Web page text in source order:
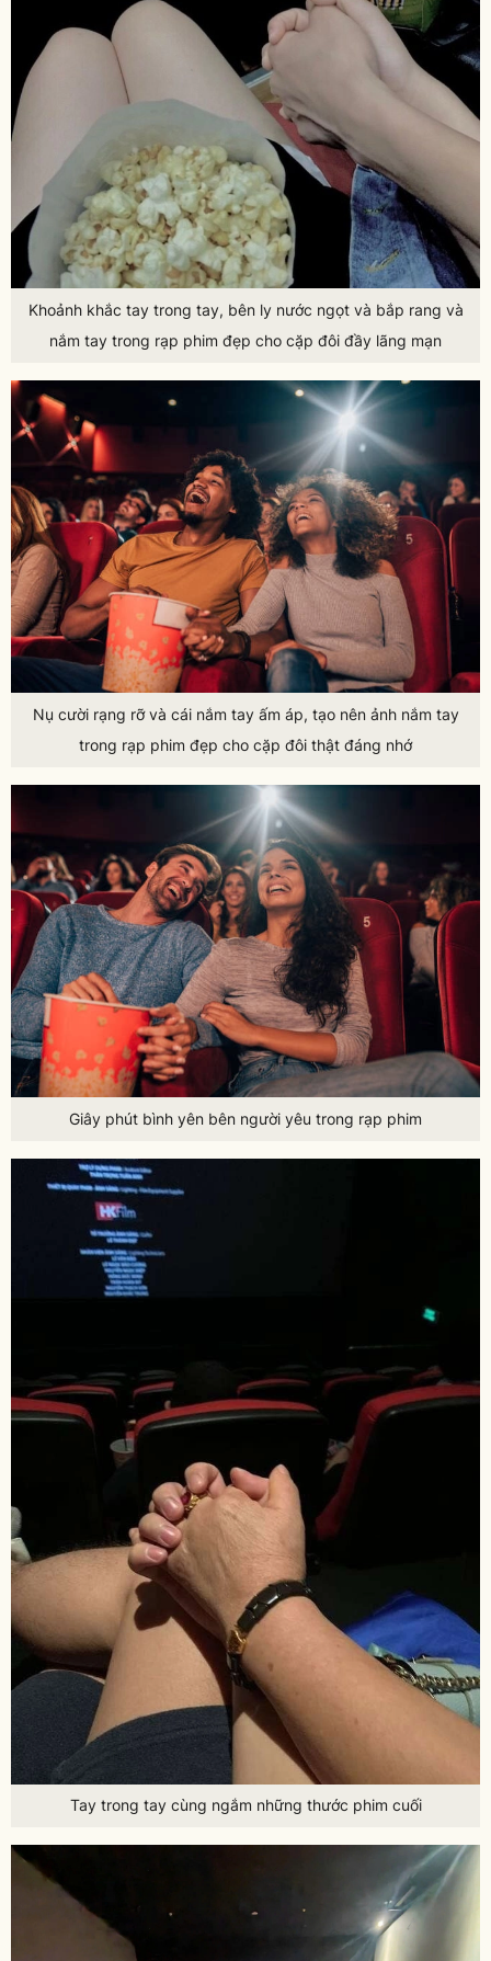
Khoảnh khắc tay trong tay, bên ly nước ngọt và bắp rang và
nắm tay trong rạp phim đẹp cho cặp đôi đầy lãng mạn
Nụ cười rạng rỡ và cái nắm tay ấm áp, tạo nên ảnh nắm tay
trong rạp phim đẹp cho cặp đôi thật đáng nhớ
Giây phút bình yên bên người yêu trong rạp phim
Tay trong tay cùng ngắm những thước phim cuối